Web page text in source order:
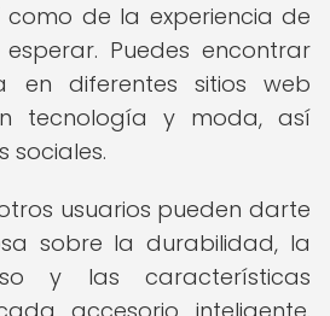
de la experiencia de
Puedes encontrar
en diferentes sitios web
tecnología y moda, así
sociales.
usuarios pueden darte
sobre la durabilidad, la
y las características